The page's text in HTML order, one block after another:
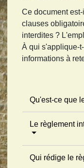
Ce document
clauses
interdites ?
À qui s'applique-
informations à
Qu'est-ce que
Le règlement
Qui rédige le